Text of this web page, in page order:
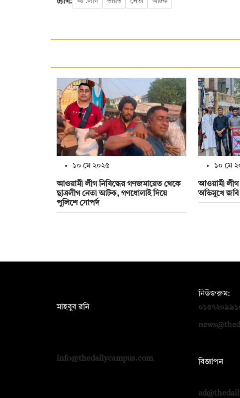
১০ মে ২০২৫
আওয়ামী লীগ নিষিদ্ধের গণজমায়েত থেকে
ছাত্রলীগ নেতা আটক, গণধোলাই দিয়ে
পুলিশে সোপর্দ
১০ মে
আওয়ামী লীগ
অভিমুখে জবি
মাহবুব রনি
info@thedailycampus.com
নিউজরুম:
বিজ্ঞাপন